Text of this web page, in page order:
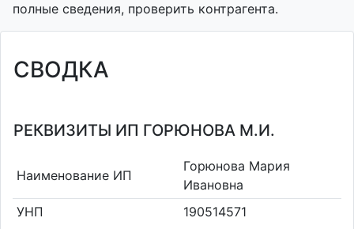
полные сведения, проверить контрагента.
СВОДКА
РЕКВИЗИТЫ ИП ГОРЮНОВА М.И.
Наименование ИП
Горюнова Мария
Ивановна
УНП
190514571